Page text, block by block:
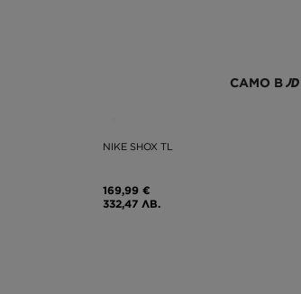
САМО В
NIKE SHOX TL
169,99 €
332,47 ЛВ.